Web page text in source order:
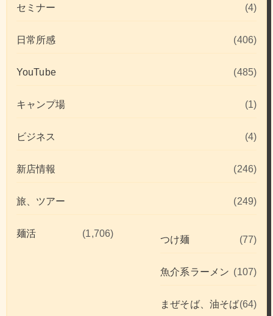
セミナー (4)
日常所感 (406)
YouTube (485)
キャンプ場 (1)
ビジネス (4)
新店情報 (246)
旅、ツアー (249)
麺活 (1,706)
つけ麺 (77)
魚介系ラーメン (107)
まぜそば、油そば(64)